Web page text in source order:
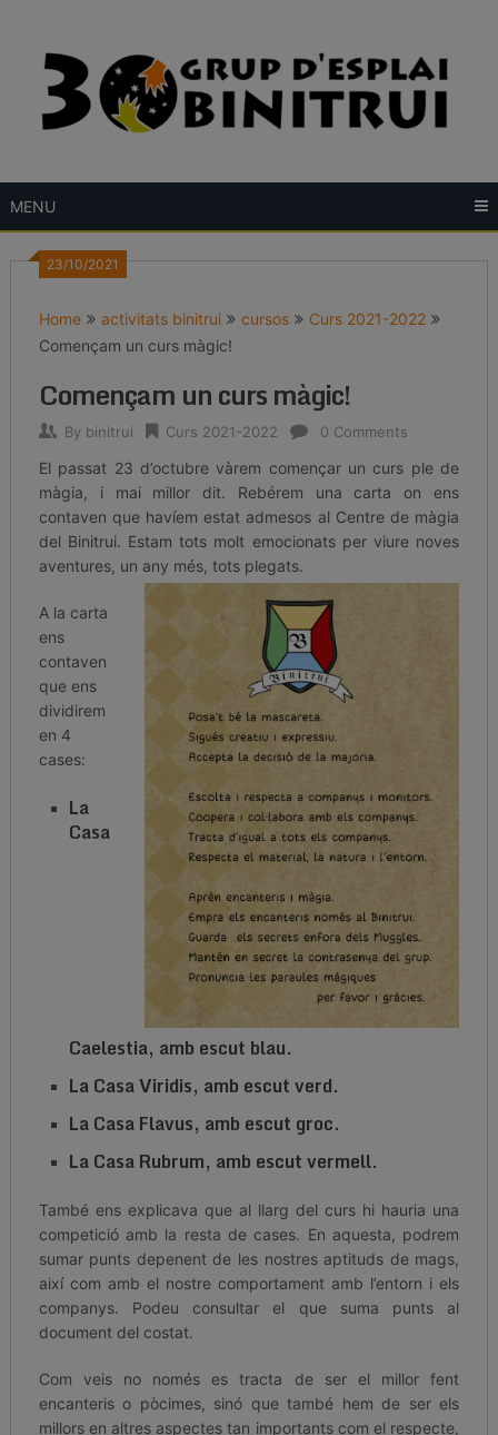
content
MENU
23/10/2021
Home activitats binitrui cursos
Curs 2021-2022
Començam un curs màgic!
Començam un curs màgic!
By binitrui Curs 2021-2022 0 Comments
El passat 23 d’octubre vàrem començar un curs ple de
màgia, i mai millor dit. Rebérem una carta on ens
contaven que havíem estat admesos al Centre de màgia
del Binitrui. Estam tots molt emocionats per viure noves
aventures, un any més, tots plegats.
A la carta
ens
contaven
que ens
dividirem
en 4
cases:
La
Casa
Caelestia, amb escut blau.
La Casa Viridis, amb escut verd.
La Casa Flavus, amb escut groc.
La Casa Rubrum, amb escut vermell.
També ens explicava que al llarg del curs hi hauria una
competició amb la resta de cases. En aquesta, podrem
sumar punts depenent de les nostres aptituds de mags,
així com amb el nostre comportament amb l’entorn i els
companys. Podeu consultar el que suma punts al
document del costat.
Com veis no només es tracta de ser el millor fent
encanteris o pòcimes, sinó que també hem de ser els
millors en altres aspectes tan importants com el respecte,